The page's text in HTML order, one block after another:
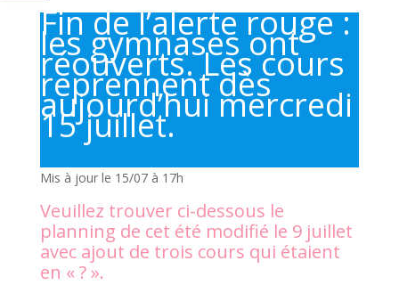
Fin de l’alerte rouge :
les gymnases ont
réouverts. Les cours
reprennent dès
aujourd’hui mercredi
15 juillet.
Mis à jour le 15/07 à 17h
Veuillez trouver ci-dessous le
planning de cet été modifié le 9 juillet
avec ajout de trois cours qui étaient
en « ? ».